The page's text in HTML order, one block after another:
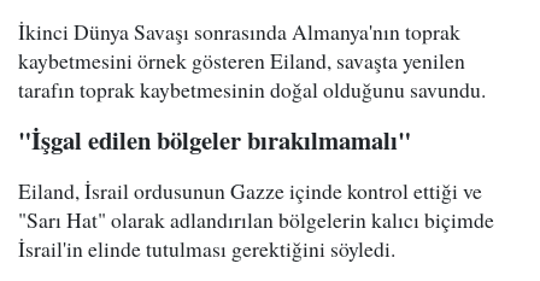
İkinci Dünya Savaşı sonrasında Almanya'nın toprak
kaybetmesini örnek gösteren Eiland, savaşta yenilen
tarafın toprak kaybetmesinin doğal olduğunu savundu.
"İşgal edilen bölgeler bırakılmamalı"
Eiland, İsrail ordusunun Gazze içinde kontrol ettiği ve
"Sarı Hat" olarak adlandırılan bölgelerin kalıcı biçimde
İsrail'in elinde tutulması gerektiğini söyledi.